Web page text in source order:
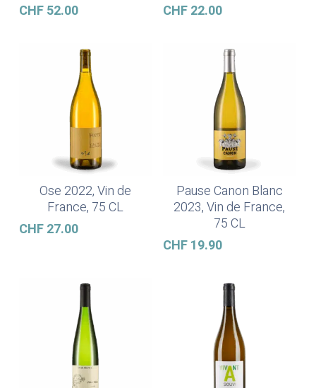
CHF52.00
CHF22.00
In Den Warenkorb
Ose 2022, Vin de
France, 75 CL
CHF27.00
Weiterlesen
Pause Canon Blanc
2023, Vin de France,
75 CL
CHF19.90